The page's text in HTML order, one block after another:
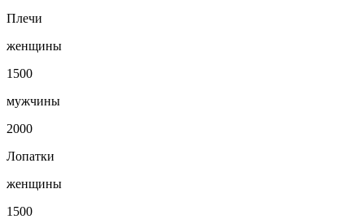
Плечи
женщины
1500
мужчины
2000
Лопатки
женщины
1500